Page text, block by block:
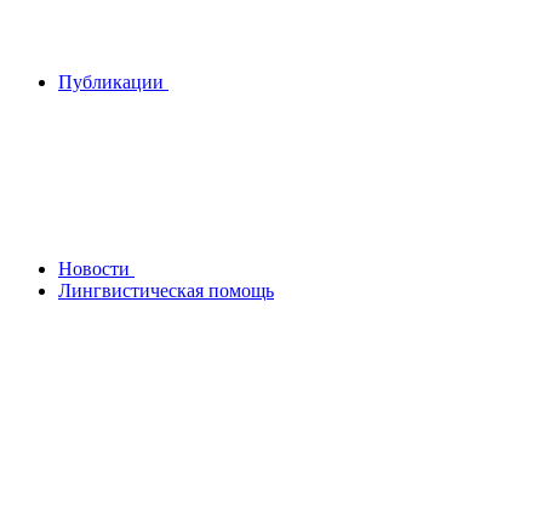
Публикации
Новости
Лингвистическая помощь